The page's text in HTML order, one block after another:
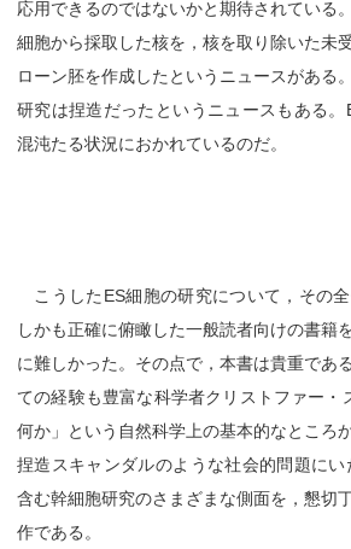
応用できるのではないかと期待されている
細胞から採取した核を，核を取り除いた未
ローン胚を作成したというニュースがある
研究は捏造だったというニュースもある。
混沌たる状況におかれているのだ。
こうしたES細胞の研究について，その全
しかも正確に俯瞰した一般読者向けの書籍
に難しかった。その点で，本書は貴重であ
ての経験も豊富な科学者クリストファー・
何か」という自然科学上の基本的なところ
捏造スキャンダルのような社会的問題に
含む幹細胞研究のさまざまな側面を，懇切
作である。